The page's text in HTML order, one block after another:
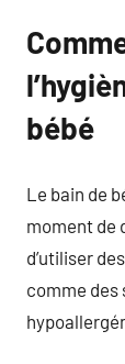
bébé
Le bain de
moment de
d’utiliser
comme des